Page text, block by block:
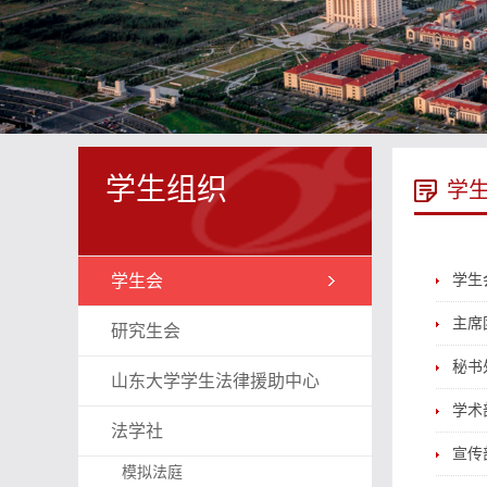
学生组织
学生会
研究生会
山东大学学生法律援助中心
法学社
模拟法庭
学
学生
主席
秘书
学术
宣传